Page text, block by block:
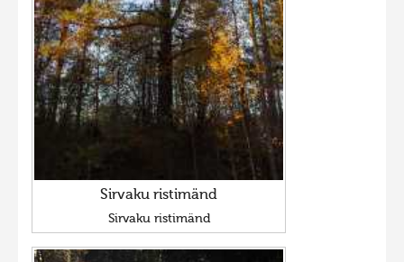
Sirvaku ristimänd
Sirvaku ristimänd